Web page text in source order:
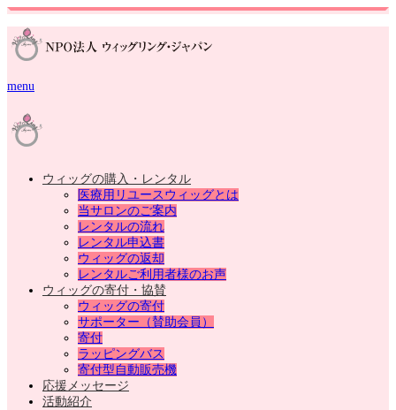
menu
ウィッグの購入・レンタル
医療用リユースウィッグとは
当サロンのご案内
レンタルの流れ
レンタル申込書
ウィッグの返却
レンタルご利用者様のお声
ウィッグの寄付・協賛
ウィッグの寄付
サポーター（賛助会員）
寄付
ラッピングバス
寄付型自動販売機
応援メッセージ
活動紹介